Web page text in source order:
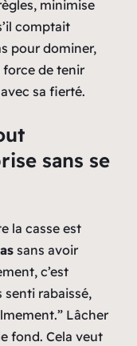
minimise
comptait
pour dominer,
force de tenir
sa fierté.
sans se
la casse est
sans avoir
c’est
senti rabaissé,
Lâcher
fond. Cela veut